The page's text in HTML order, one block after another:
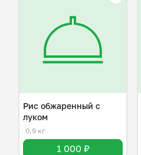
Рис обжаренный с
луком
0,9 кг
1 000 ₽